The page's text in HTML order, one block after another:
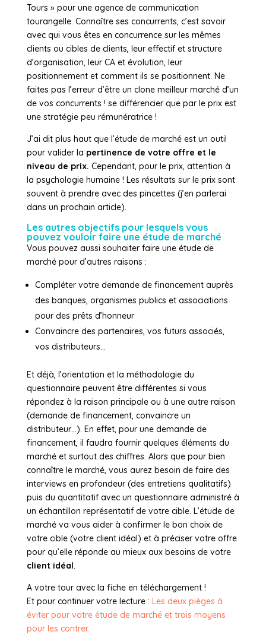
Tours » pour une agence de communication
tourangelle. Connaître ses concurrents, c’est savoir
avec qui vous êtes en concurrence sur les mêmes
clients ou cibles de clients, leur effectif et structure
d’organisation, leur CA et évolution, leur
positionnement et comment ils se positionnent. Ne
faites pas l’erreur d’être un clone meilleur marché d’un
de vos concurrents ! se différencier que par le prix est
une stratégie peu rémunératrice !
J’ai dit plus haut que l’étude de marché est un outil
pour valider la pertinence de votre offre et le
niveau de prix. Cependant, pour le prix, attention à
la psychologie humaine ! Les résultats sur le prix sont
souvent à prendre avec des pincettes (j’en parlerai
dans un prochain article).
Les autres objectifs pour lesquels vous
pouvez vouloir faire une étude de marché
Vous pouvez aussi souhaiter faire une étude de
marché pour d’autres raisons :
Compléter votre demande de financement auprès
des banques, organismes publics et associations
pour des prêts d’honneur
Convaincre des partenaires, vos futurs associés,
vos distributeurs…
Et déjà, l’orientation et la méthodologie du
questionnaire peuvent être différentes si vous
répondez à la raison principale ou à une autre raison
(demande de financement, convaincre un
distributeur…). En effet, pour une demande de
financement, il faudra fournir quelques éléments du
marché et surtout des chiffres. Alors que pour bien
connaître le marché, vous aurez besoin de faire des
interviews en profondeur (des entretiens qualitatifs)
puis du quantitatif avec un questionnaire administré à
un échantillon représentatif de votre cible. L’étude de
marché va vous aider à confirmer le bon choix de
votre cible (votre client idéal) et à préciser votre offre
pour qu’elle réponde au mieux aux besoins de votre
client idéal.
A votre tour avec la fiche en téléchargement !
Et pour continuer votre lecture : Les deux pièges à
éviter pour votre étude de marché et trois moyens
pour les contrer.